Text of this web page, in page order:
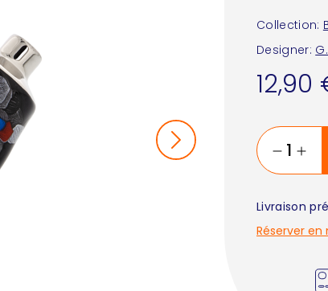
Collection:
Designer:
12,90
Livraison
Réserver en